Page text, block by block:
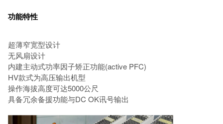
功能特性
超薄窄宽型设计
无风扇设计
内建主动式功率因子矫正功能(active PFC)
HV款式为高压输出机型
操作海拔高度可达5000公尺
具备冗余备援功能与DC OK讯号输出